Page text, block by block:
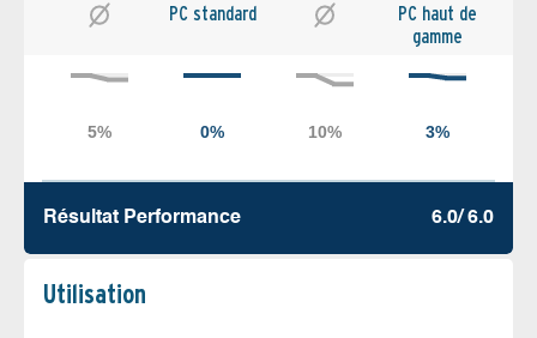
PC standard
PC haut de
gamme
Résultat Performance 6.0/ 6.0
Utilisation